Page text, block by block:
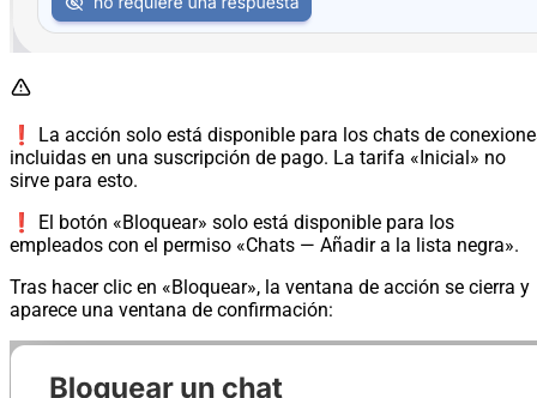
❗️ La acción solo está disponible para los chats de
incluidas en una suscripción de pago. La tarifa «Inicial» no
sirve para esto.
❗️ El botón «Bloquear» solo está disponible para los
empleados con el permiso «Chats — Añadir a la lista negra».
Tras hacer clic en «Bloquear», la ventana de acción se cierra y
aparece una ventana de confirmación: